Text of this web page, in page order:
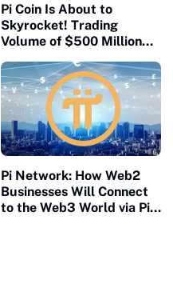
Pi Coin Is About to
Skyrocket! Trading
Volume of $500 Million
Will Definitely List PI
Pi Network: How Web2
Businesses Will Connect
to the Web3 World via Pi